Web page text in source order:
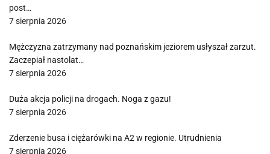
post…
7 sierpnia 2026
Mężczyzna zatrzymany nad poznańskim jeziorem usłyszał zarzut.
Zaczepiał nastolat…
7 sierpnia 2026
Duża akcja policji na drogach. Noga z gazu!
7 sierpnia 2026
Zderzenie busa i ciężarówki na A2 w regionie. Utrudnienia
7 sierpnia 2026